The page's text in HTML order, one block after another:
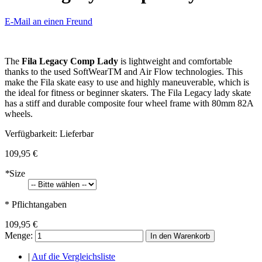
E-Mail an einen Freund
The Fila Legacy Comp Lady is lightweight and comfortable
thanks to the used SoftWearTM and Air Flow technologies. This
make the Fila skate easy to use and highly maneuverable, which is
the ideal for fitness or beginner skaters. The Fila Legacy lady skate
has a stiff and durable composite four wheel frame with 80mm 82A
wheels.
Verfügbarkeit: Lieferbar
109,95 €
*Size
* Pflichtangaben
109,95 €
Menge:
In den Warenkorb
Auf die Vergleichsliste